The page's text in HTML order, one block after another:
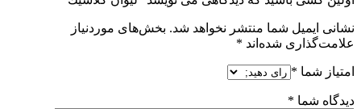
نشانی ایمیل شما منتشر نخواهد شد. بخش‌های موردنیاز
علامت‌گذاری شده‌اند *
امتیاز شما *
دیدگاه شما *